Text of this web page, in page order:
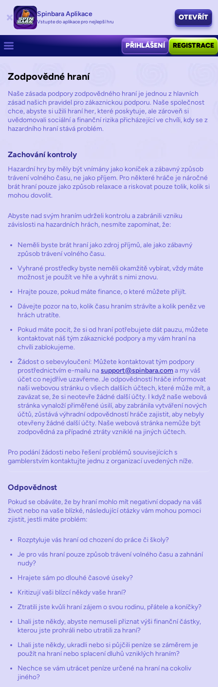
Spinbara Aplikace
Vstupte do aplikace pro nejlepší hru
OTEVŘÍT
PŘIHLÁŠENÍ REGISTRACE
Zodpovědné hraní
Naše zásada podpory zodpovědného hraní je jednou z hlavních
zásad našich pravidel pro zákaznickou podporu. Naše společnost
chce, abyste si užili hraní her, které poskytuje, ale zároveň si
uvědomovali sociální a finanční rizika přicházející ve chvíli, kdy se z
hazardního hraní stává problém.
Zachování kontroly
Hazardní hry by měly být vnímány jako koníček a zábavný způsob
trávení volného času, ne jako příjem. Pro některé hráče je náročné
brát hraní pouze jako způsob relaxace a riskovat pouze tolik, kolik si
mohou dovolit.
Abyste nad svým hraním udrželi kontrolu a zabránili vzniku
závislosti na hazardních hrách, nesmíte zapomínat, že:
Neměli byste brát hraní jako zdroj příjmů, ale jako zábavný
způsob trávení volného času.
Vyhrané prostředky byste neměli okamžitě vybírat, vždy máte
možnost je použít ve hře a vyhrát s nimi znovu.
Hrajte pouze, pokud máte finance, o které můžete přijít.
Dávejte pozor na to, kolik času hraním strávíte a kolik peněz ve
hrách utratíte.
Pokud máte pocit, že si od hraní potřebujete dát pauzu, můžete
kontaktovat náš tým zákaznické podpory a my vám hraní na
chvíli zablokujeme.
Žádost o sebevyloučení: Můžete kontaktovat tým podpory
prostřednictvím e-mailu nasupport@spinbara.coma my váš
účet co nejdříve uzavřeme. Je odpovědností hráče informovat
naši webovou stránku o všech dalších účtech, které může mít, a
zavázat se, že si neotevře žádné další účty. I když naše webová
stránka vynaloží přiměřené úsilí, aby zabránila vytváření nových
účtů, zůstává výhradní odpovědností hráče zajistit, aby nebyly
otevřeny žádné další účty. Naše webová stránka nemůže být
zodpovědná za případné ztráty vzniklé na jiných účtech.
Pro podání žádosti nebo řešení problémů souvisejících s
gamblerstvím kontaktujte jednu z organizací uvedených níže.
Odpovědnost
Pokud se obáváte, že by hraní mohlo mít negativní dopady na váš
život nebo na vaše blízké, následující otázky vám mohou pomoci
zjistit, jestli máte problém:
Rozptyluje vás hraní od chození do práce či školy?
Je pro vás hraní pouze způsob trávení volného času a zahnání
nudy?
Hrajete sám po dlouhé časové úseky?
Kritizují vaši blízcí někdy vaše hraní?
Ztratili jste kvůli hraní zájem o svou rodinu, přátele a koníčky?
Lhali jste někdy, abyste nemuseli přiznat výši finanční částky,
kterou jste prohráli nebo utratili za hraní?
Lhali jste někdy, ukradli nebo si půjčili peníze se záměrem je
použít na hraní nebo splacení dluhů vzniklých hraním?
Nechce se vám utrácet peníze určené na hraní na cokoliv
jiného?